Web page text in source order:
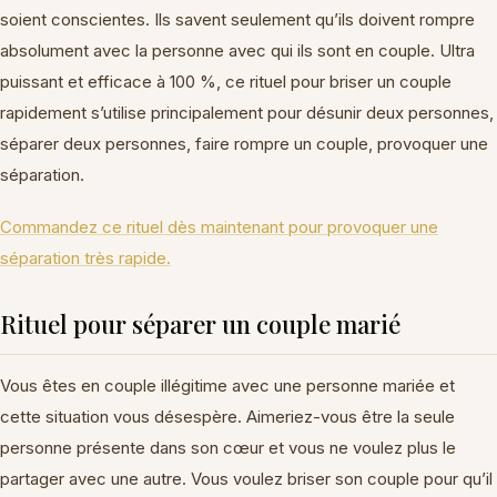
soient conscientes. Ils savent seulement qu’ils doivent rompre
absolument avec la personne avec qui ils sont en couple. Ultra
puissant et efficace à 100 %, ce rituel pour briser un couple
rapidement s’utilise principalement pour désunir deux personnes,
séparer deux personnes, faire rompre un couple, provoquer une
séparation.
Commandez ce rituel dès maintenant pour provoquer une
séparation très rapide.
Rituel pour séparer un couple marié
Vous êtes en couple illégitime avec une personne mariée et
cette situation vous désespère. Aimeriez-vous être la seule
personne présente dans son cœur et vous ne voulez plus le
partager avec une autre. Vous voulez briser son couple pour qu’il